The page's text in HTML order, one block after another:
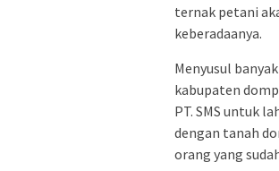
ternak petani
keberadaanya.
Menyusul
kabupaten
PT. SMS untuk
dengan tanah
orang yang